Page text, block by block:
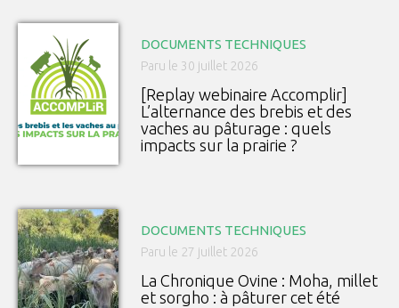
DOCUMENTS TECHNIQUES
Paru le 30 juillet 2026
[Replay webinaire Accomplir]
L’alternance des brebis et des
vaches au pâturage : quels
impacts sur la prairie ?
DOCUMENTS TECHNIQUES
Paru le 27 juillet 2026
La Chronique Ovine : Moha, millet
et sorgho : à pâturer cet été